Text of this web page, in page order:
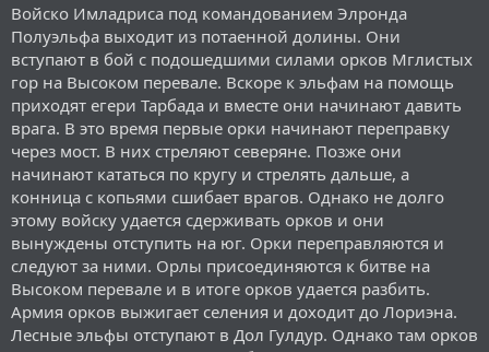
Войско Имладриса под командованием Элронда
Полуэльфа выходит из потаенной долины. Они
вступают в бой с подошедшими силами орков Мглистых
гор на Высоком перевале. Вскоре к эльфам на помощь
приходят егери Тарбада и вместе они начинают давить
врага. В это время первые орки начинают переправку
через мост. В них стреляют северяне. Позже они
начинают кататься по кругу и стрелять дальше, а
конница с копьями сшибает врагов. Однако не долго
этому войску удается сдерживать орков и они
вынуждены отступить на юг. Орки переправляются и
следуют за ними. Орлы присоединяются к битве на
Высоком перевале и в итоге орков удается разбить.
Армия орков выжигает селения и доходит до Лориэна.
Лесные эльфы отступают в Дол Гулдур. Однако там орков